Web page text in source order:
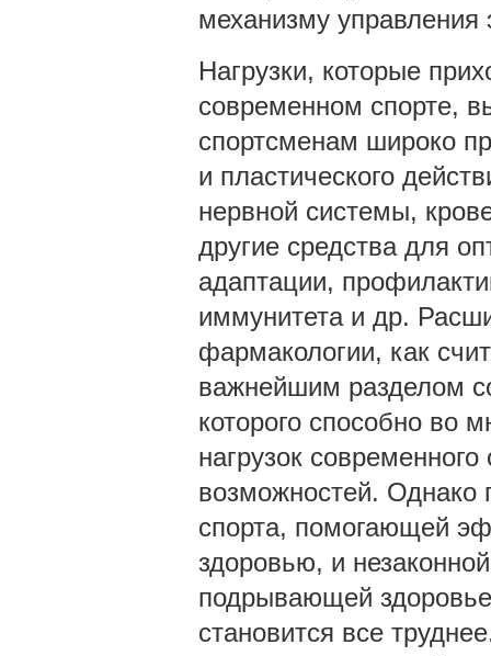
механизму
Нагрузки, которые
современном спорте,
спортсменам широко
и пластического
нервной системы,
другие средства для
адаптации,
иммунитета и др.
фармакологии, как
важнейшим разделом
которого способно во
нагрузок
возможностей. Однако
спорта, помогающей
здоровью, и
подрывающей
становится все